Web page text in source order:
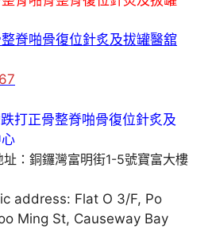
脊啪骨復位針炙及拔罐醫舘
：銅鑼灣富明街1-5號寶富大樓
address: Flat O 3/F, Po
Ming St, Causeway Bay